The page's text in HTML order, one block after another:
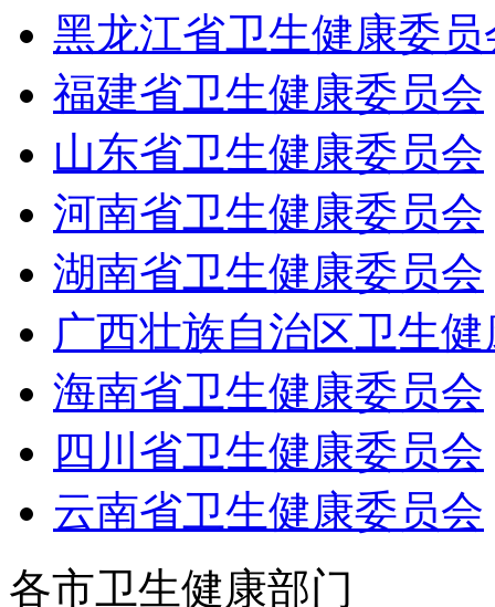
黑龙江省卫生健康委员
福建省卫生健康委员会
山东省卫生健康委员会
河南省卫生健康委员会
湖南省卫生健康委员会
广西壮族自治区卫生
海南省卫生健康委员会
四川省卫生健康委员会
云南省卫生健康委员会
各市卫生健康部门